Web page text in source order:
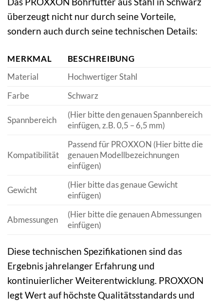
überzeugt nicht nur durch seine Vorteile,
sondern auch durch seine technischen Details:
MERKMAL
BESCHREIBUNG
Material
Hochwertiger Stahl
Farbe
Schwarz
Spannbereich
(Hier bitte den genauen Spannbereich
einfügen, z.B. 0,5 – 6,5 mm)
Kompatibilität
Passend für PROXXON (Hier bitte die
genauen Modellbezeichnungen
einfügen)
Gewicht
(Hier bitte das genaue Gewicht
einfügen)
Abmessungen
(Hier bitte die genauen Abmessungen
einfügen)
Diese technischen Spezifikationen sind das
Ergebnis jahrelanger Erfahrung und
kontinuierlicher Weiterentwicklung. PROXXON
legt Wert auf höchste Qualitätsstandards und